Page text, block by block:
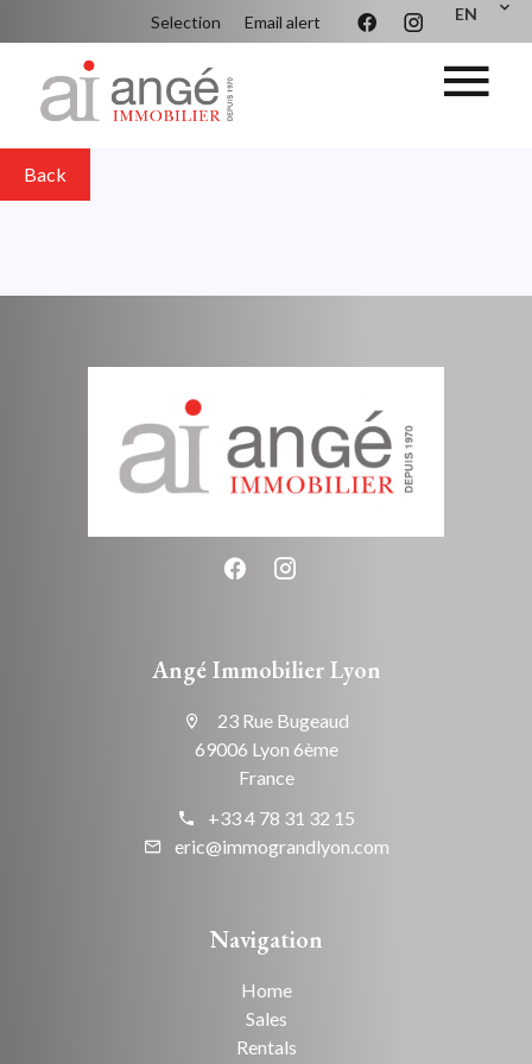
EN
Selection Email alert
Back
Angé Immobilier Lyon
23 Rue Bugeaud
69006 Lyon 6ème
France
+33 4 78 31 32 15
eric@immograndlyon.com
Navigation
Home
Sales
Rentals